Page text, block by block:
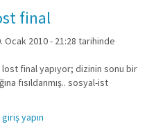
final
Ocak 2010 - 21:28 tarihinde
final yapıyor; dizinin sonu bir
fısıldanmış.. sosyal-ist
giriş yapın